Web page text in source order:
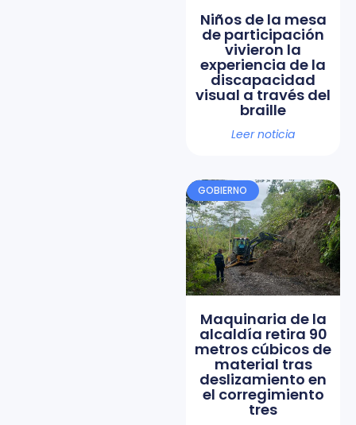
Niños de la mesa
de participación
vivieron la
experiencia de la
discapacidad
visual a través del
braille
Leer noticia
GOBIERNO
Maquinaria de la
alcaldía retira 90
metros cúbicos de
material tras
deslizamiento en
el corregimiento
tres